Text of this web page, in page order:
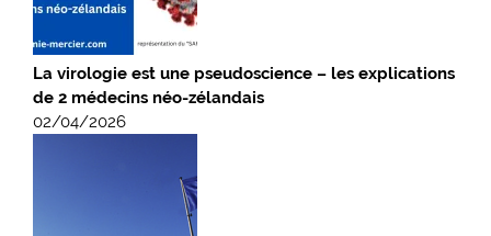
La virologie est une pseudoscience – les explications
de 2 médecins néo-zélandais
02/04/2026